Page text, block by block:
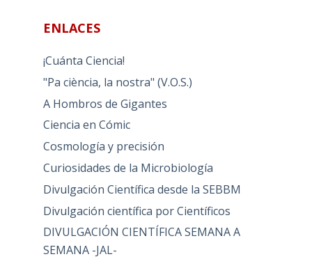
ENLACES
¡Cuánta Ciencia!
"Pa ciència, la nostra" (V.O.S.)
A Hombros de Gigantes
Ciencia en Cómic
Cosmología y precisión
Curiosidades de la Microbiología
Divulgación Científica desde la SEBBM
Divulgación científica por Científicos
DIVULGACIÓN CIENTÍFICA SEMANA A
SEMANA -JAL-